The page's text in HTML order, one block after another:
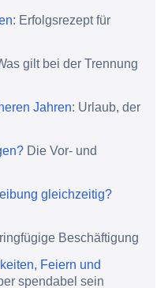
: Erfolgsrezept für
gilt bei der Trennung
Jahren: Urlaub, der
Die Vor- und
gleichzeitig?
Beschäftigung
Feiern und
spendabel sein